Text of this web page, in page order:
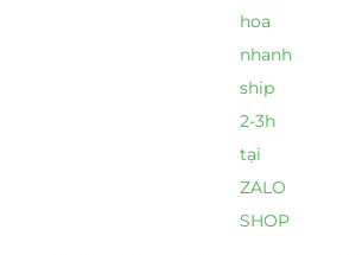
hoa
nhanh
ship
2-3h
tại
ZALO
SHOP